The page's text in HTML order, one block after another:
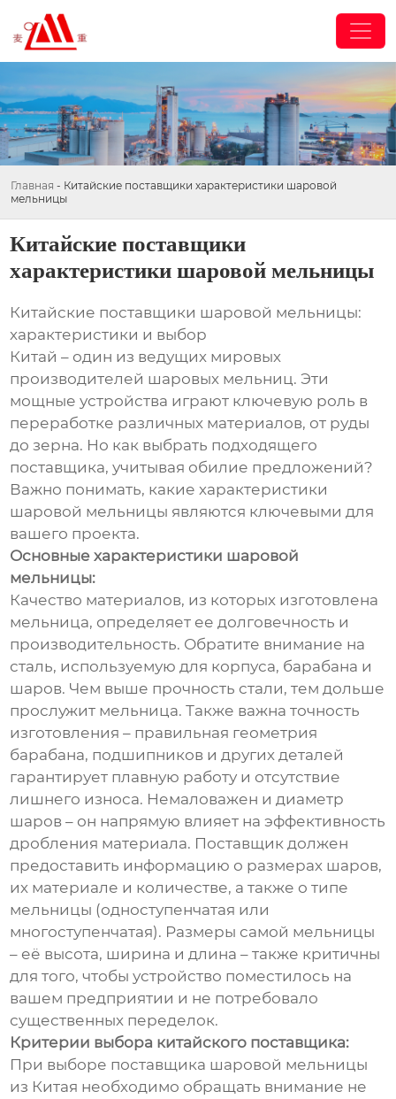
Главная - Китайские поставщики характеристики шаровой
мельницы
Китайские поставщики
характеристики шаровой мельницы
Китайские поставщики шаровой мельницы:
характеристики и выбор
Китай – один из ведущих мировых
производителей шаровых мельниц. Эти
мощные устройства играют ключевую роль в
переработке различных материалов, от руды
до зерна. Но как выбрать подходящего
поставщика, учитывая обилие предложений?
Важно понимать, какие характеристики
шаровой мельницы являются ключевыми для
вашего проекта.
Основные характеристики шаровой
мельницы:
Качество материалов, из которых изготовлена
мельница, определяет ее долговечность и
производительность. Обратите внимание на
сталь, используемую для корпуса, барабана и
шаров. Чем выше прочность стали, тем дольше
прослужит мельница. Также важна точность
изготовления – правильная геометрия
барабана, подшипников и других деталей
гарантирует плавную работу и отсутствие
лишнего износа. Немаловажен и диаметр
шаров – он напрямую влияет на эффективность
дробления материала. Поставщик должен
предоставить информацию о размерах шаров,
их материале и количестве, а также о типе
мельницы (одноступенчатая или
многоступенчатая). Размеры самой мельницы
– её высота, ширина и длина – также критичны
для того, чтобы устройство поместилось на
вашем предприятии и не потребовало
существенных переделок.
Критерии выбора китайского поставщика:
При выборе поставщика шаровой мельницы
из Китая необходимо обращать внимание не